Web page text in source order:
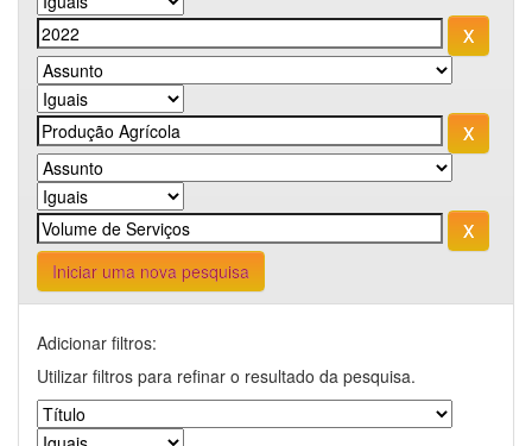
Iniciar uma nova pesquisa
Adicionar filtros:
Utilizar filtros para refinar o resultado da pesquisa.